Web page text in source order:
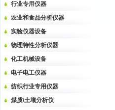
行业专用仪器
农业和食品分析仪器
实验仪器设备
物理特性分析仪器
化工机械设备
电子电工仪器
纺织行业专用仪器
煤质/土壤分析仪